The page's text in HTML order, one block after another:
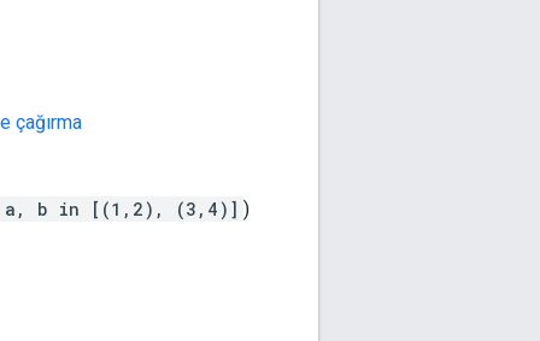
çağırma
a, b in [(1,2), (3,4)] )